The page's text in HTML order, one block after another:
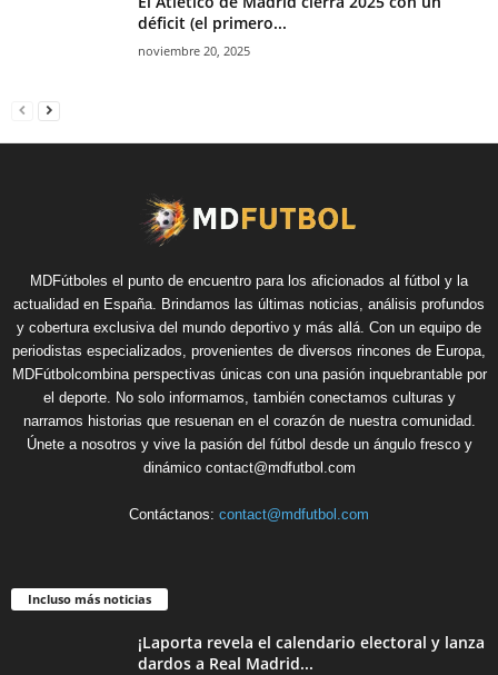
déficit (el primero...
noviembre 20, 2025
MDFútboles el punto de encuentro para los aficionados al fútbol y la
actualidad en España. Brindamos las últimas noticias, análisis profundos
y cobertura exclusiva del mundo deportivo y más allá. Con un equipo de
periodistas especializados, provenientes de diversos rincones de Europa,
MDFútbolcombina perspectivas únicas con una pasión inquebrantable por
el deporte. No solo informamos, también conectamos culturas y
narramos historias que resuenan en el corazón de nuestra comunidad.
Únete a nosotros y vive la pasión del fútbol desde un ángulo fresco y
dinámico contact@mdfutbol.com
Contáctanos: contact@mdfutbol.com
Incluso más noticias
¡Laporta revela el calendario electoral y lanza
dardos a Real Madrid...